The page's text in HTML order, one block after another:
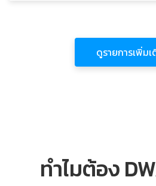
ดูรายการเพิ่ม
ทำไมต้อง